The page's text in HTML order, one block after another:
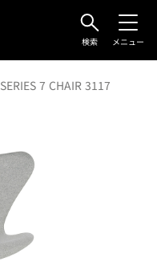
検索 メニュー
SERIES 7 CHAIR 3117